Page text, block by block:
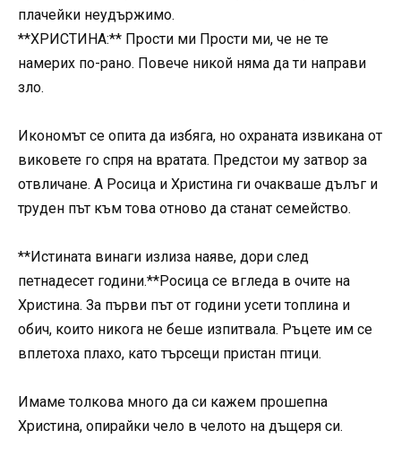
плачейки неудържимо.
**ХРИСТИНА:** Прости ми Прости ми, че не те
намерих по-рано. Повече никой няма да ти направи
зло.
Икономът се опита да избяга, но охраната извикана от
виковете го спря на вратата. Предстои му затвор за
отвличане. А Росица и Христина ги очакваше дълъг и
труден път към това отново да станат семейство.
**Истината винаги излиза наяве, дори след
петнадесет години.**Росица се вгледа в очите на
Христина. За първи път от години усети топлина и
обич, които никога не беше изпитвала. Ръцете им се
вплетоха плахо, като търсещи пристан птици.
Имаме толкова много да си кажем прошепна
Христина, опирайки чело в челото на дъщеря си.